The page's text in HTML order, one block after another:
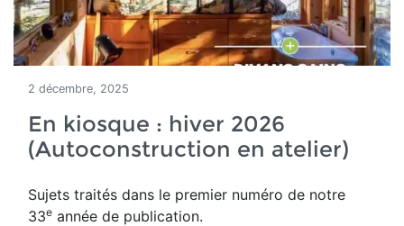
2 décembre, 2025
En kiosque : hiver 2026
(Autoconstruction en atelier)
Sujets traités dans le premier numéro de notre
33e année de publication.